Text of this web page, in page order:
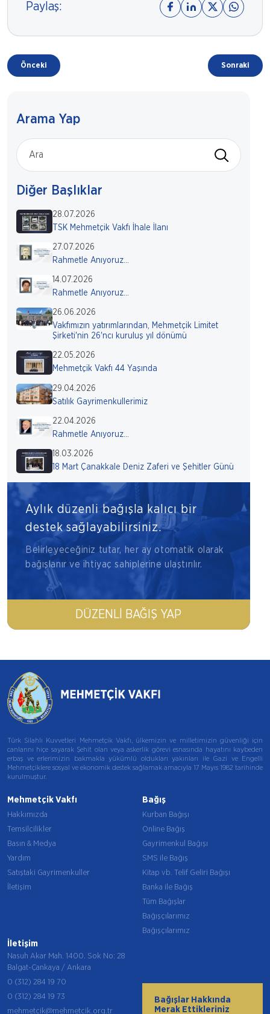
Paylaş:
Önceki Sonraki
Arama Yap
Diğer Başlıklar
28.07.2026
TSK Mehmetçik Vakfı İhale İlanı
27.07.2026
Rahmetle Anıyoruz...
14.07.2026
Rahmetle Anıyoruz...
26.06.2026
Vakfımızın yatırımlarından, Mehmetçik Limitet
Şirketi'nin 26'ncı kuruluş yıl dönümü
22.05.2026
Mehmetçik Vakfı 44 Yaşında
29.04.2026
Satılık Gayrimenkullerimiz
22.04.2026
Rahmetle Anıyoruz...
18.03.2026
18 Mart Çanakkale Deniz Zaferi ve Şehitler Günü
Aylık düzenli bağışla kalıcı bir
destek sağlayabilirsiniz.
Belirleyeceğiniz tutar, her ay otomatik olarak
bağışlanır ve ihtiyaç sahiplerine ulaştırılır.
DÜZENLI BAĞIŞ YAP
Türk Silahlı Kuvvetleri Mehmetçik Vakfı, ülkemizin ve milletimizin güvenliği için
canlarını hiçe sayarak Şehit olan veya askerlik görevi esnasında hayatını kaybeden
erbaş ve erlerimizin bakmakla yükümlü oldukları yakınları ile Gazi ve Engelli
Mehmetçiklere sosyal ve ekonomik destek sağlamak amacıyla 17 Mayıs 1982 tarihinde
kurulmuştur.
Mehmetçik Vakfı
Hakkımızda
Temsilcilikler
Basın & Medya
Yardım
Satıştaki Gayrimenkuller
İletişim
Bağış
Kurban Bağışı
Online Bağış
Gayrimenkul Bağışı
SMS ile Bağış
Kitap vb. Telif Geliri Bağışı
Banka ile Bağış
Tüm Bağışlar
Bağışçılarımız
Bağışçılarımız
İletişim
Nasuh Akar Mah. 1400. Sok No: 28
Balgat-Çankaya / Ankara
0 (312) 284 19 70
0 (312) 284 19 73
mehmetcik@mehmetcik.org.tr
Bağışlar Hakkında
Merak Ettikleriniz